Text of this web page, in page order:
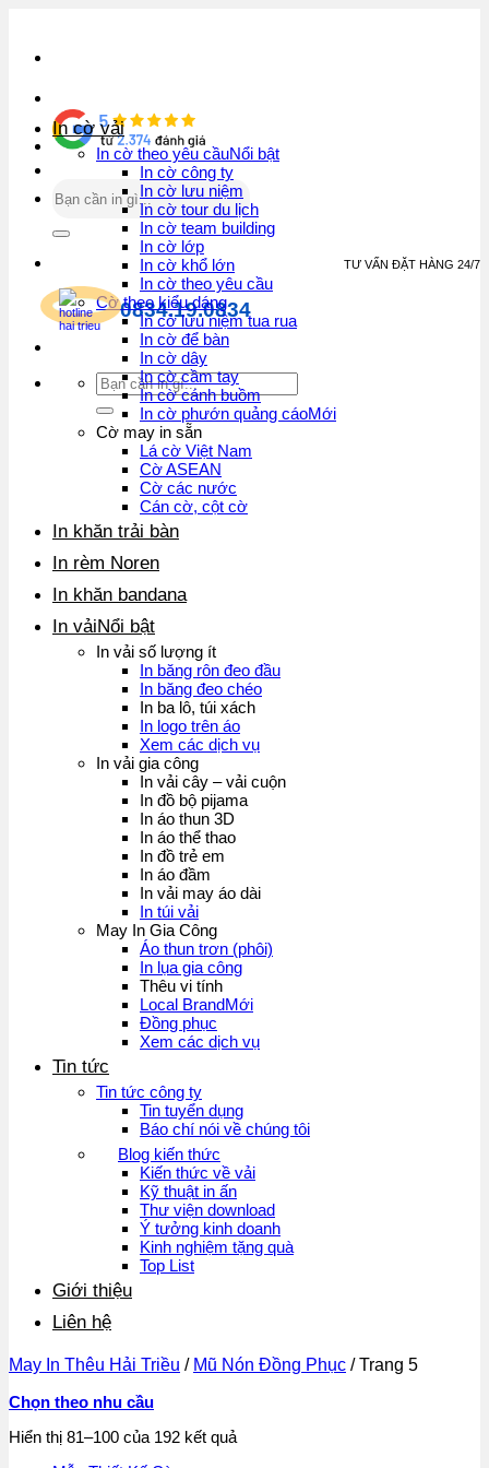
kiếm:
TƯ VẤN ĐẶT HÀNG 24/7
0834.19.0834
Tìm
kiếm:
In cờ vải
In cờ theo yêu cầu
In cờ công ty
In cờ lưu niệm
In cờ tour du lịch
In cờ team building
In cờ lớp
In cờ khổ lớn
In cờ theo yêu cầu
Cờ theo kiểu dáng
In cờ lưu niệm tua rua
In cờ để bàn
In cờ dây
In cờ cầm tay
In cờ cánh buồm
In cờ phướn quảng cáo
Cờ may in sẵn
Lá cờ Việt Nam
Cờ ASEAN
Cờ các nước
Cán cờ, cột cờ
In khăn trải bàn
In rèm Noren
In khăn bandana
In vải
In vải số lượng ít
In băng rôn đeo đầu
In băng đeo chéo
In ba lô, túi xách
In logo trên áo
Xem các dịch vụ
In vải gia công
In vải cây – vải cuộn
In đồ bộ pijama
In áo thun 3D
In áo thể thao
In đồ trẻ em
In áo đầm
In vải may áo dài
In túi vải
May In Gia Công
Áo thun trơn (phôi)
In lụa gia công
Thêu vi tính
Local Brand
Đồng phục
Xem các dịch vụ
Tin tức
Tin tức công ty
Tin tuyển dụng
Báo chí nói về chúng tôi
Blog kiến thức
Kiến thức về vải
Kỹ thuật in ấn
Thư viện download
Ý tưởng kinh doanh
Kinh nghiệm tặng quà
Top List
Giới thiệu
Liên hệ
May In Thêu Hải Triều / Mũ Nón Đồng Phục /Trang 5
Chọn theo nhu cầu
Hiển thị 81–100 của 192 kết quảĐã